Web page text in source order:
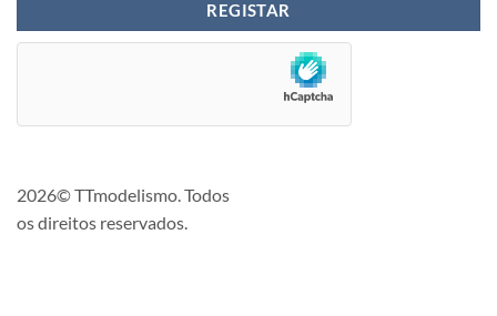
2026© TTmodelismo. Todos
os direitos reservados.